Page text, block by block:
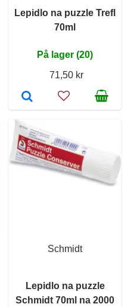
Lepidlo na puzzle Trefl
70ml
På lager (20)
71,50 kr
Schmidt
Lepidlo na puzzle
Schmidt 70ml na 2000